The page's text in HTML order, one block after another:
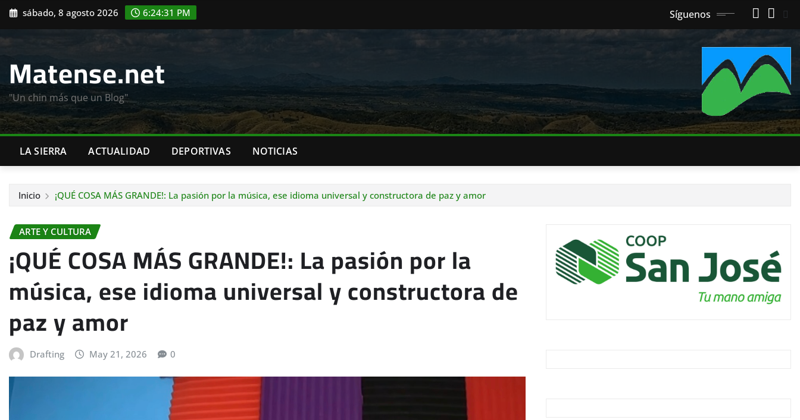
Saltar
contenido
sábado, 8 agosto 2026 6:24:32 PM Síguenos
Matense.net
"Un chin más que un Blog"
LA SIERRA ACTUALIDAD DEPORTIVAS NOTICIAS
Inicio ¡QUÉ COSA MÁS GRANDE!: La pasión por la música, ese idioma universal y constructora de paz y amor
ARTE Y CULTURA
¡QUÉ COSA MÁS GRANDE!: La pasión por la
música, ese idioma universal y constructora de
paz y amor
Drafting May 21, 2026 0